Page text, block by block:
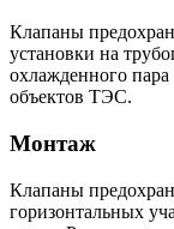
Клапаны
установки на
охлажденного
объектов ТЭС.
Монтаж
Клапаны
горизонтальных